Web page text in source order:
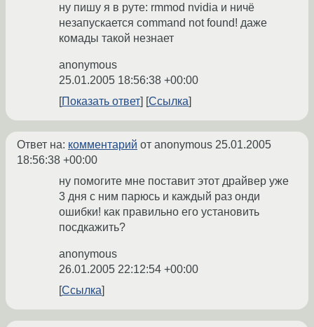
ну пишу я в руте: rmmod nvidia и ничё
незапускается command not found! даже
комады такой незнает
anonymous
25.01.2005 18:56:38 +00:00
Показать ответ
Ссылка
Ответ на: комментарий от anonymous 25.01.2005
18:56:38 +00:00
ну помогите мне поставит этот драйвер уже
3 дня с ним парюсь и каждый раз онди
ошибки! как правильно его установить
посдкажить?
anonymous
26.01.2005 22:12:54 +00:00
Ссылка